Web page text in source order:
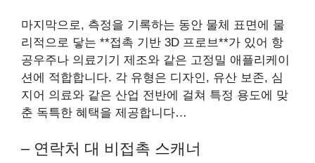
마지막으로, 측정을 기록하는 동안 물체 표면에 물
리적으로 닿는 **접촉 기반 3D 프로브**가 있어 항
공우주나 의료기기 제조와 같은 고정밀 애플리케이
션에 적합합니다. 각 유형은 디자인, 유산 보존, 심
지어 의료와 같은 산업 전반에 걸쳐 특정 용도에 맞
춘 독특한 혜택을 제공합니다…
– 연락처 대 비접촉 스캐너